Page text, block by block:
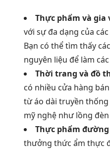
Thực phẩm và gia
với sự đa dạng của
Bạn có thể tìm thấy
nguyên liệu để làm
Thời trang và đồ
có nhiều cửa hàng
từ áo dài truyền
mỹ nghệ như lồng
Thực phẩm
thưởng thức ẩm thực